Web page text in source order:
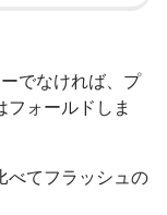
でなければ、プ
ォールドしま
べてフラッシュの